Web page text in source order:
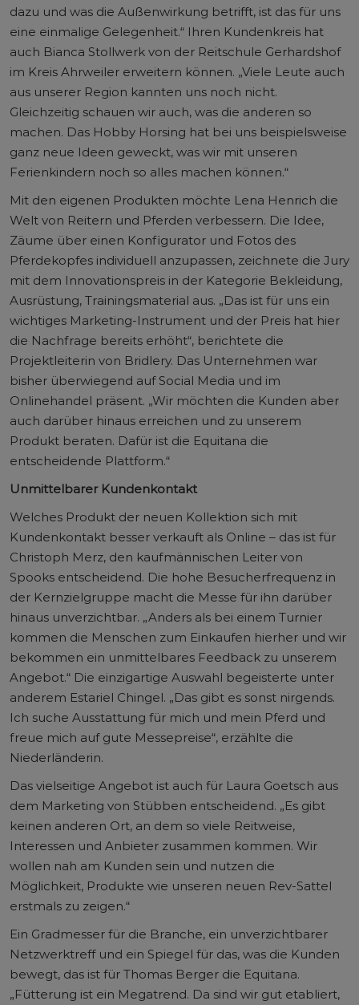
dazu und was die Außenwirkung betrifft, ist das für uns
eine einmalige Gelegenheit.“ Ihren Kundenkreis hat
auch Bianca Stollwerk von der Reitschule Gerhardshof
im Kreis Ahrweiler erweitern können. „Viele Leute auch
aus unserer Region kannten uns noch nicht.
Gleichzeitig schauen wir auch, was die anderen so
machen. Das Hobby Horsing hat bei uns beispielsweise
ganz neue Ideen geweckt, was wir mit unseren
Ferienkindern noch so alles machen können.“
Mit den eigenen Produkten möchte Lena Henrich die
Welt von Reitern und Pferden verbessern. Die Idee,
Zäume über einen Konfigurator und Fotos des
Pferdekopfes individuell anzupassen, zeichnete die Jury
mit dem Innovationspreis in der Kategorie Bekleidung,
Ausrüstung, Trainingsmaterial aus. „Das ist für uns ein
wichtiges Marketing-Instrument und der Preis hat hier
die Nachfrage bereits erhöht“, berichtete die
Projektleiterin von Bridlery. Das Unternehmen war
bisher überwiegend auf Social Media und im
Onlinehandel präsent. „Wir möchten die Kunden aber
auch darüber hinaus erreichen und zu unserem
Produkt beraten. Dafür ist die Equitana die
entscheidende Plattform.“
Unmittelbarer Kundenkontakt
Welches Produkt der neuen Kollektion sich mit
Kundenkontakt besser verkauft als Online – das ist für
Christoph Merz, den kaufmännischen Leiter von
Spooks entscheidend. Die hohe Besucherfrequenz in
der Kernzielgruppe macht die Messe für ihn darüber
hinaus unverzichtbar. „Anders als bei einem Turnier
kommen die Menschen zum Einkaufen hierher und wir
bekommen ein unmittelbares Feedback zu unserem
Angebot.“ Die einzigartige Auswahl begeisterte unter
anderem Estariel Chingel. „Das gibt es sonst nirgends.
Ich suche Ausstattung für mich und mein Pferd und
freue mich auf gute Messepreise“, erzählte die
Niederländerin.
Das vielseitige Angebot ist auch für Laura Goetsch aus
dem Marketing von Stübben entscheidend. „Es gibt
keinen anderen Ort, an dem so viele Reitweise,
Interessen und Anbieter zusammen kommen. Wir
wollen nah am Kunden sein und nutzen die
Möglichkeit, Produkte wie unseren neuen Rev-Sattel
erstmals zu zeigen.“
Ein Gradmesser für die Branche, ein unverzichtbarer
Netzwerktreff und ein Spiegel für das, was die Kunden
bewegt, das ist für Thomas Berger die Equitana.
„Fütterung ist ein Megatrend. Da sind wir gut etabliert,